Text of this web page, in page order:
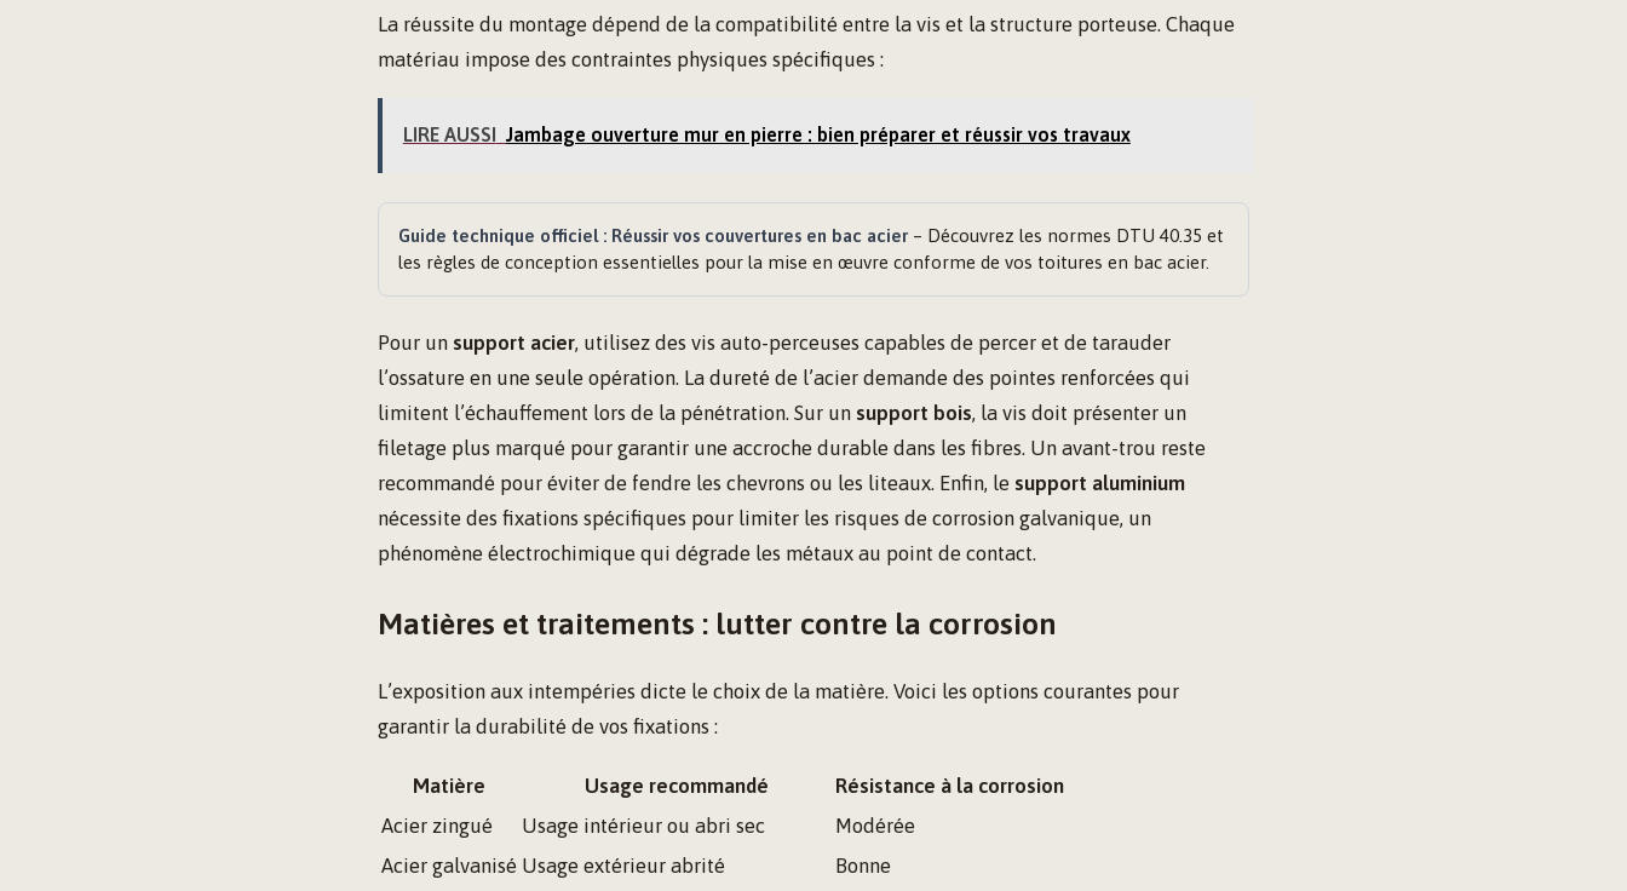
La réussite du montage dépend de la compatibilité entre la vis et la structure porteuse. Chaque
matériau impose des contraintes physiques spécifiques :
LIRE AUSSI Jambage ouverture mur en pierre : bien préparer et réussir vos travaux
Guide technique officiel : Réussir vos couvertures en bac acier– Découvrez les normes DTU 40.35 et
les règles de conception essentielles pour la mise en œuvre conforme de vos toitures en bac acier.
Pour un support acier, utilisez des vis auto-perceuses capables de percer et de tarauder
l’ossature en une seule opération. La dureté de l’acier demande des pointes renforcées qui
limitent l’échauffement lors de la pénétration. Sur un support bois, la vis doit présenter un
filetage plus marqué pour garantir une accroche durable dans les fibres. Un avant-trou reste
recommandé pour éviter de fendre les chevrons ou les liteaux. Enfin, le support aluminium
nécessite des fixations spécifiques pour limiter les risques de corrosion galvanique, un
phénomène électrochimique qui dégrade les métaux au point de contact.
Matières et traitements : lutter contre la corrosion
L’exposition aux intempéries dicte le choix de la matière. Voici les options courantes pour
garantir la durabilité de vos fixations :
Matière Usage recommandé
Résistance à la corrosion
Acier zingué
Usage intérieur ou abri sec
Modérée
Acier galvanisé Usage extérieur abrité
Bonne